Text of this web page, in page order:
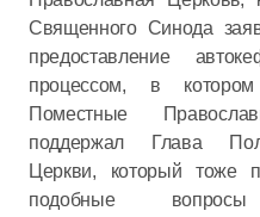
Священного Синода
предоставление
процессом, в
Поместные
поддержал Глава
Церкви, который тоже
подобные